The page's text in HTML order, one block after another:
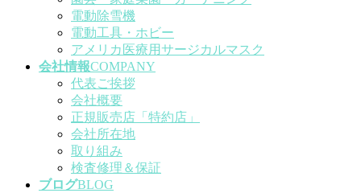
電動除雪機
電動工具・ホビー
アメリカ医療用サージカルマスク
会社情報COMPANY
代表ご挨拶
会社概要
正規販売店「特約店」
会社所在地
取り組み
検査修理＆保証
ブログBLOG